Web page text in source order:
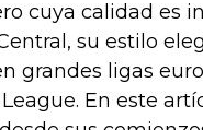
cuya calidad es
su estilo
grandes ligas
En este